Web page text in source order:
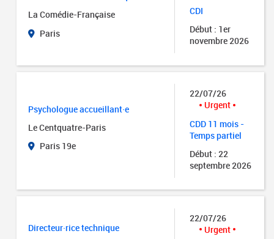
La Comédie-Française
Paris
CDI
Début : 1er
novembre 2026
Psychologue accueillant·e
Le Centquatre-Paris
Paris 19e
22/07/26
Urgent
CDD 11 mois -
Temps partiel
Début : 22
septembre 2026
Directeur·rice technique
22/07/26
Urgent